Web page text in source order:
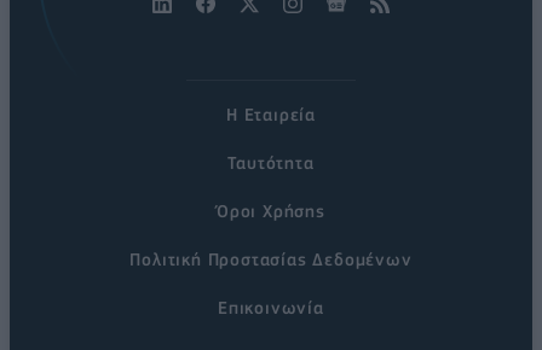
Η Εταιρεία
Ταυτότητα
Όροι Χρήσης
Πολιτική Προστασίας Δεδομένων
Επικοινωνία